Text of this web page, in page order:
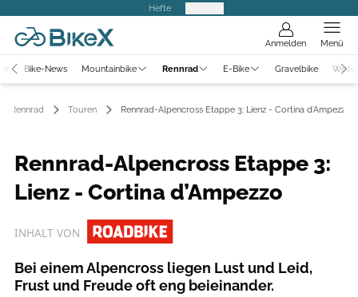
Hefte
Anmelden Menü
Bike-News Mountainbike Rennrad E-Bike Gravelbike
Rennrad Touren Rennrad-Alpencross Etappe 3: Lienz - Cortina d’Ampezzo
Rennrad-Alpencross Etappe 3:
Lienz - Cortina d’Ampezzo
INHALT VON
Bei einem Alpencross liegen Lust und Leid,
Frust und Freude oft eng beieinander.